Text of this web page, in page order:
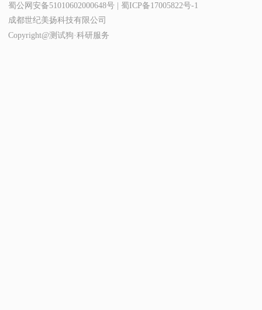
蜀公网安备51010602000648号 | 蜀ICP备17005822号-1
成都世纪美扬科技有限公司
Copyright@测试狗·科研服务